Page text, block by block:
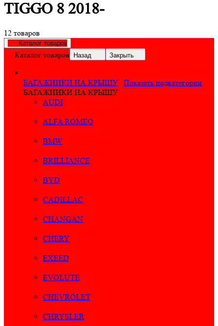
TIGGO 8 2018-
12 товаров
Каталог товаров
Каталог товаров Назад Закрыть
БАГАЖНИКИ НА КРЫШУ
Показать подкатегории
БАГАЖНИКИ НА КРЫШУ
AUDI
ALFA ROMEO
BMW
BRILLIANCE
BYD
CADILLAC
CHANGAN
CHERY
EXEED
EVOLUTE
CHEVROLET
CHRYSLER